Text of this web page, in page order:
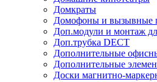
Домкраты
Домофоны и вызывные
Доп.модули и монтаж
Доп.трубка DECT
Дополнительные
Дополнительные
Доски магнитно-